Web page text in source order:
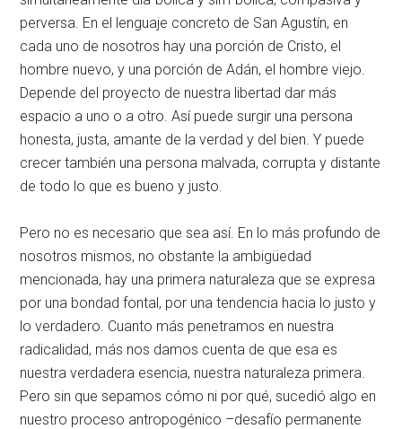
perversa. En el lenguaje concreto de San Agustín, en
cada uno de nosotros hay una porción de Cristo, el
hombre nuevo, y una porción de Adán, el hombre viejo.
Depende del proyecto de nuestra libertad dar más
espacio a uno o a otro. Así puede surgir una persona
honesta, justa, amante de la verdad y del bien. Y puede
crecer también una persona malvada, corrupta y distante
de todo lo que es bueno y justo.
Pero no es necesario que sea así. En lo más profundo de
nosotros mismos, no obstante la ambigüedad
mencionada, hay una primera naturaleza que se expresa
por una bondad fontal, por una tendencia hacia lo justo y
lo verdadero. Cuanto más penetramos en nuestra
radicalidad, más nos damos cuenta de que esa es
nuestra verdadera esencia, nuestra naturaleza primera.
Pero sin que sepamos cómo ni por qué, sucedió algo en
nuestro proceso antropogénico –desafío permanente